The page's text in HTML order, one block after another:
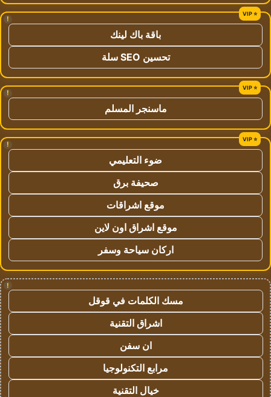
!
باقة باك لينك
تحسين SEO سلة
!
ماسنجر المسلم
!
ضوء التعليمي
صحيفة برق
موقع اشراقات
موقع اشراق اون لاين
اركان سياحة وسفر
!
مسك الكلمات في قوقل
اشراق التقنية
ان سفن
مرابع التكنولوجيا
خيال التقنية